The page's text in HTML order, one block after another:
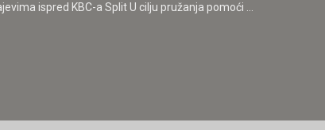
ispred KBC-a Split U cilju pružanja pomoći ...